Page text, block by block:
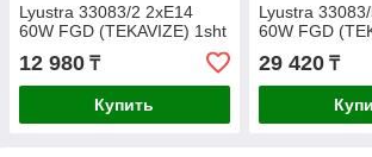
Lyustra 33083/2 2хE14
60W FGD (TEKAVIZE) 1sht
12 980 ₸
Купить
Lyustra
60W FGD
29 420₸